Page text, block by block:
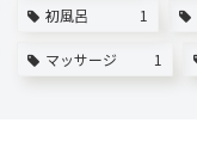
初風呂 1
マッサージ 1